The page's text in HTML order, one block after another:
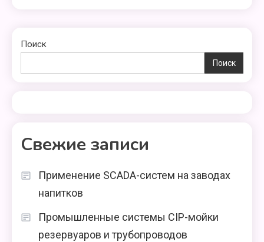
Поиск
Поиск
Свежие записи
Применение SCADA-систем на заводах
напитков
Промышленные системы CIP-мойки
резервуаров и трубопроводов